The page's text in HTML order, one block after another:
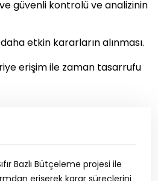
güvenli kontrolü ve analizinin
etkin kararların alınması.
erişim ile zaman tasarrufu
Bazlı Bütçeleme projesi ile
erişerek karar süreçlerini